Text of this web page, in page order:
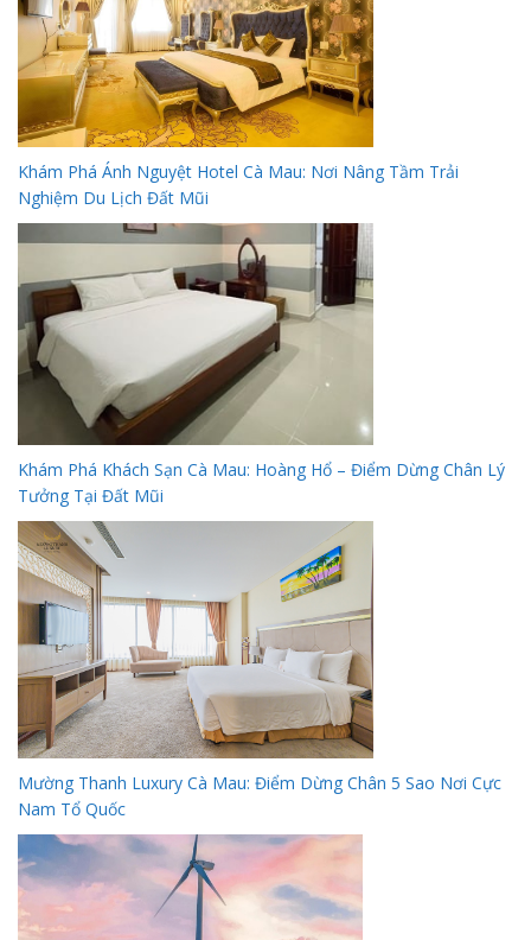
Khám Phá Ánh Nguyệt Hotel Cà Mau: Nơi Nâng Tầm Trải
Nghiệm Du Lịch Đất Mũi
Khám Phá Khách Sạn Cà Mau: Hoàng Hổ – Điểm Dừng Chân Lý
Tưởng Tại Đất Mũi
Mường Thanh Luxury Cà Mau: Điểm Dừng Chân 5 Sao Nơi Cực
Nam Tổ Quốc